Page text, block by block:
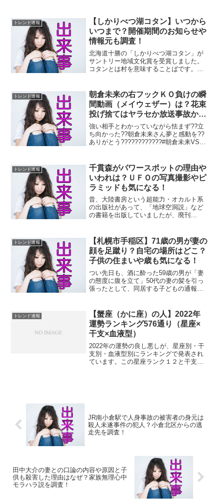
ンビ・げんき～ず」の宇野けんたろうさ
んが、ホビーメーカ...
トレンド速報
【しかりべつ湖コタン】いつから
いつまで？開催期間のお知らせや
情報元も調査！
北海道十勝の「しかりべつ湖コタン」が
サントリー地域文化賞を受賞しました。
コタンとは村を意味することばです。凍
トです。春になるとすべてが消えて、湖
に戻っていくという環境...
トレンド速報
朝倉未来の右フックＫＯ負けの瞬
間動画（メイウェザー）は？花束
投げ捨てはヤラセか放送事故かも
検証！
強い相手とわかっていながら怯まず??立
ち向かった??朝倉未来さん夢と感動を??
ありがとう????????????#朝倉未来VSメ
トレンド速報
千貫森がパワースポットの理由や
いわれは？ＵＦＯの写真撮影やピ
ラミッドも気になる！
昔、大陸書房という超能力・オカルト系
の出版社があって、「地球空洞説」など
の書籍を出版していましたが、廃刊
氏が所長を務める、福島市飯野町の「国
際未確認飛行物体研究所（通称...
トレンド速報
【札幌市手稲区】71歳の男が妻の
顔を足蹴り？自宅の場所はどこ？
子供の住まいや歳も気になる！
つい先日も、酒に酔った59歳の男が「妻
の態度に腹を立て」50代の妻の髪を引っ
張ったとして、同居する子どもの通報で
頃・・。そして、今日。今度は、「71歳
の夫」が「70代の妻...
トレンド速報
【蟹座（かに座）の人】2022年
運勢ランキング576通り（星座×
干支×血液型）
2022年の運勢の良し悪しが、星座別・干
支別・血液型別にランキングで発表され
ています。この星座ランク１２と干支ラ
JR南小倉駅で人身事故の被害者の身元は
殺人未遂事件の犯人？小倉北区からの逃
走先を調査！
田中大介の妻との口論の内容や原因と子
供も殺害した理由はなぜ？家族無理心中
モラハラ説を調査！